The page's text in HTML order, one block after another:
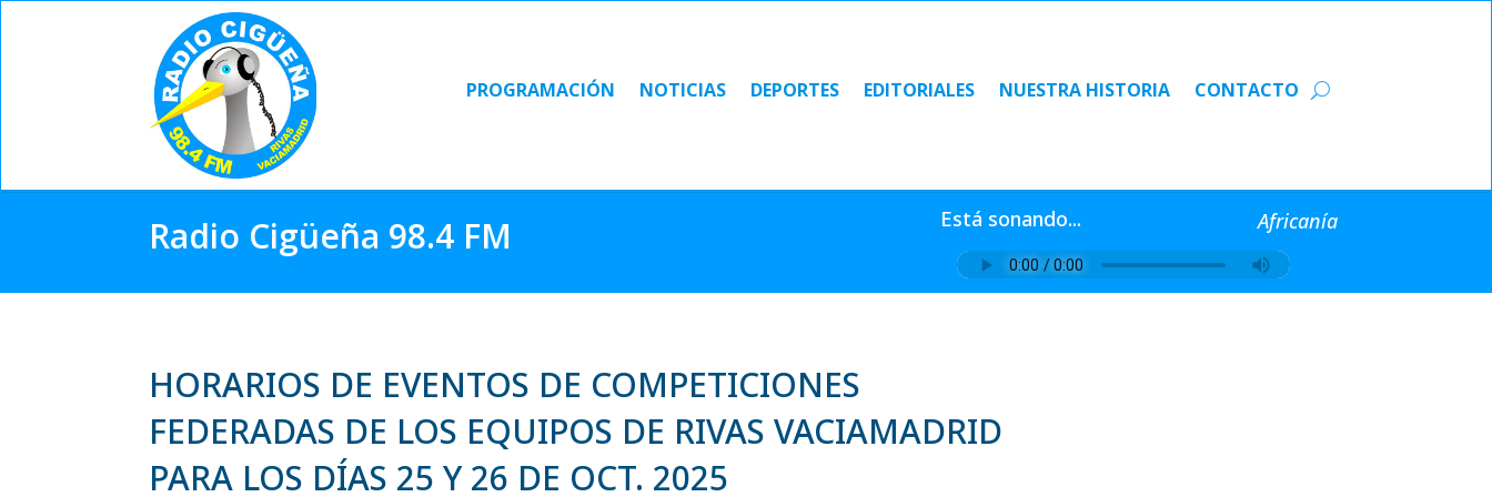
PROGRAMACIÓN NOTICIAS DEPORTES EDITORIALES NUESTRA HISTORIA CONTACTO
PROGRAMACIÓN NOTICIAS DEPORTES EDITORIALES NUESTRA HISTORIA CONTACTO
Radio Cigüeña 98.4 FM Está sonando... Africanía
HORARIOS DE EVENTOS DE COMPETICIONES
FEDERADAS DE LOS EQUIPOS DE RIVAS VACIAMADRID
PARA LOS DÍAS 25 Y 26 DE OCT. 2025